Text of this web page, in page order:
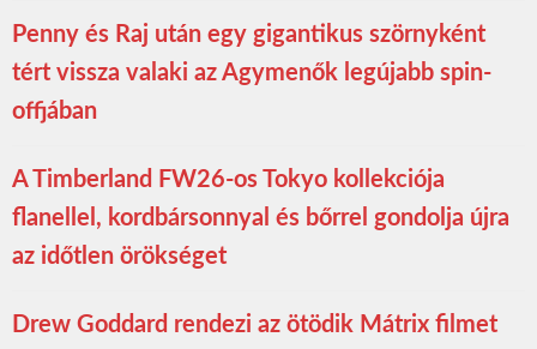
Penny és Raj után egy gigantikus szörnyként
tért vissza valaki az Agymenők legújabb spin-
offjában
A Timberland FW26-os Tokyo kollekciója
flanellel, kordbársonnyal és bőrrel gondolja újra
az időtlen örökséget
Drew Goddard rendezi az ötödik Mátrix filmet